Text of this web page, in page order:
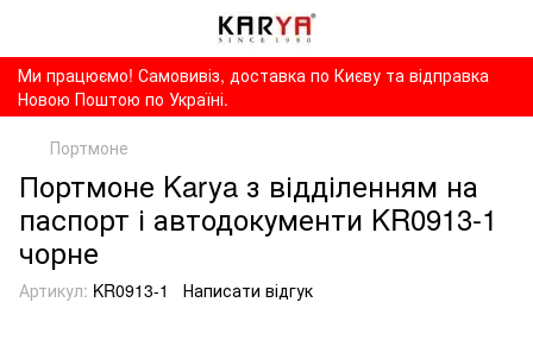
Ми працюємо! Самовивіз, доставка по Києву та відправка
Новою Поштою по Україні.
Портмоне
Портмоне Karya з відділенням на
паспорт і автодокументи KR0913-1
чорне
Артикул: KR0913-1 Написати відгук